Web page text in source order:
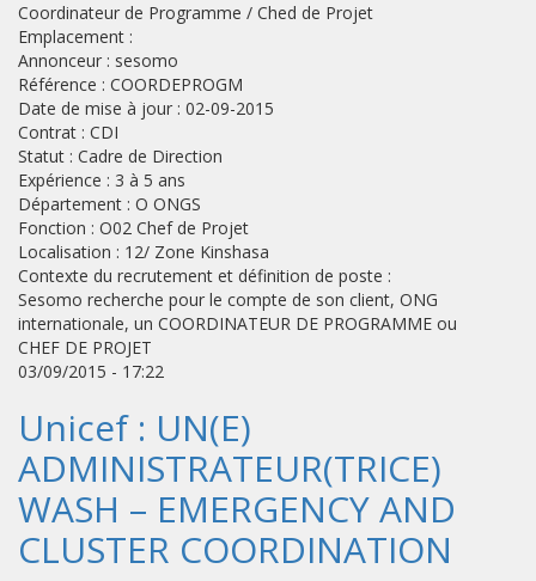
Coordinateur de Programme / Ched de Projet
Emplacement :
Annonceur : sesomo
Référence : COORDEPROGM
Date de mise à jour : 02-09-2015
Contrat : CDI
Statut : Cadre de Direction
Expérience : 3 à 5 ans
Département : O ONGS
Fonction : O02 Chef de Projet
Localisation : 12/ Zone Kinshasa
Contexte du recrutement et définition de poste :
Sesomo recherche pour le compte de son client, ONG
internationale, un COORDINATEUR DE PROGRAMME ou
CHEF DE PROJET
03/09/2015 - 17:22
Unicef : UN(E)
ADMINISTRATEUR(TRICE)
WASH – EMERGENCY AND
CLUSTER COORDINATION